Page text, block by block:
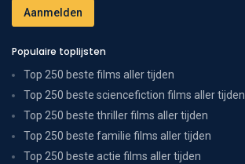
Populaire toplijsten
Top 250 beste films aller tijden
Top 250 beste sciencefiction films aller tijden
Top 250 beste thriller films aller tijden
Top 250 beste familie films aller tijden
Top 250 beste actie films aller tijden